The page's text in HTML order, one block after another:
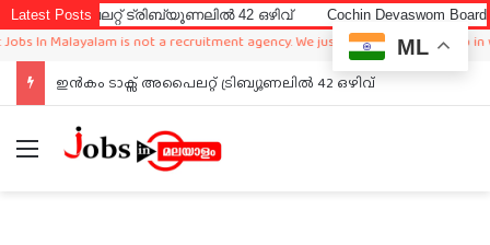
Latest Postsട്രിബ്യൂണലിൽ 42 ഒഴിവ് Cochin Devaswom Board LD
Malayalam is not a recruitment agency. We just sharing available job in
ഇൻകം ടാക്സ് അപൈലറ്റ് ട്രിബ്യൂണലിൽ 42 ഒഴിവ്
Menu
ML